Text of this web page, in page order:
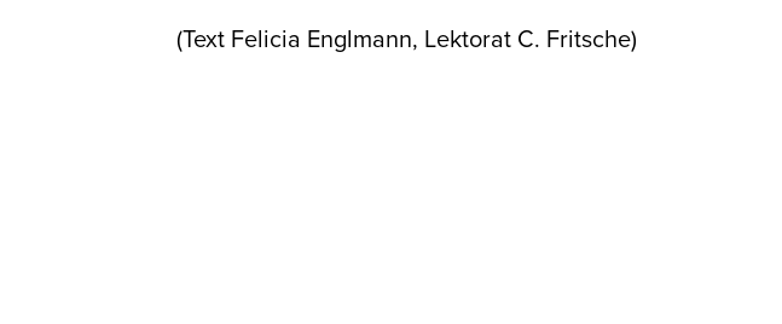
(Text Felicia Englmann, Lektorat C. Fritsche)